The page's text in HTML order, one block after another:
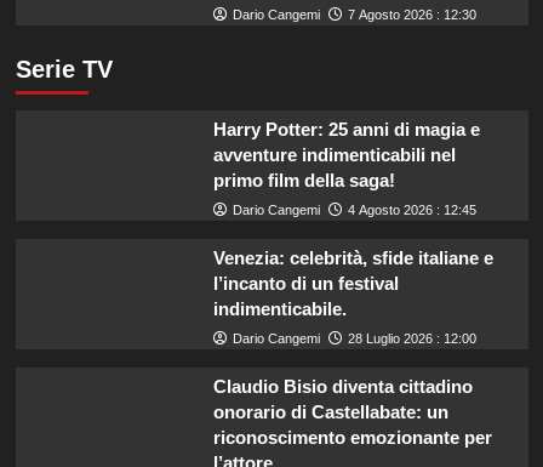
Dario Cangemi 7 Agosto 2026 : 12:30
Serie TV
Harry Potter: 25 anni di magia e
avventure indimenticabili nel
primo film della saga!
Dario Cangemi 4 Agosto 2026 : 12:45
Venezia: celebrità, sfide italiane e
l’incanto di un festival
indimenticabile.
Dario Cangemi 28 Luglio 2026 : 12:00
Claudio Bisio diventa cittadino
onorario di Castellabate: un
riconoscimento emozionante per
l’attore.